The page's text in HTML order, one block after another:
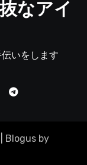
なアイ
いをします
Blogus by